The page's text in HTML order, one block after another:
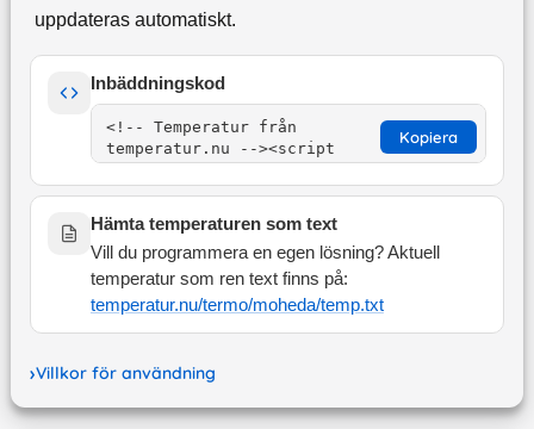
uppdateras automatiskt.
Inbäddningskod
Kopiera
Hämta temperaturen som text
Vill du programmera en egen lösning? Aktuell
temperatur som ren text finns på:
temperatur.nu/termo/moheda/temp.txt
Villkor för användning